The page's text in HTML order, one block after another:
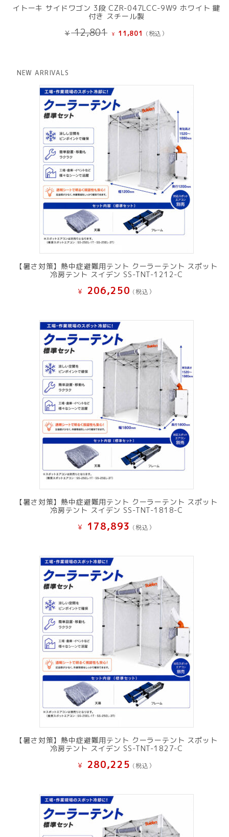
イトーキ サイドワゴン 3段 CZR-047LCC-9W9 ホワイト 鍵
付き スチール製
¥12,801 元
で
し
た。
¥ 11,801 現
で
す。
(税込）
NEW ARRIVALS
【暑さ対策】熱中症避難用テント クーラーテント スポット
冷房テント スイデン SS-TNT-1212-C
¥ 206,250 (税込）
【暑さ対策】熱中症避難用テント クーラーテント スポット
冷房テント スイデン SS-TNT-1818-C
¥ 178,893 (税込）
【暑さ対策】熱中症避難用テント クーラーテント スポット
冷房テント スイデン SS-TNT-1827-C
¥ 280,225 (税込）